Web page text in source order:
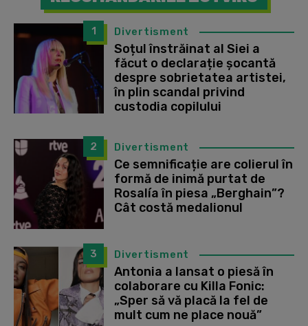
1 Divertisment
Soțul înstrăinat al Siei a
făcut o declarație șocantă
despre sobrietatea artistei,
în plin scandal privind
custodia copilului
2 Divertisment
Ce semnificație are colierul în
formă de inimă purtat de
Rosalía în piesa „Berghain”?
Cât costă medalionul
3 Divertisment
Antonia a lansat o piesă în
colaborare cu Killa Fonic:
„Sper să vă placă la fel de
mult cum ne place nouă”